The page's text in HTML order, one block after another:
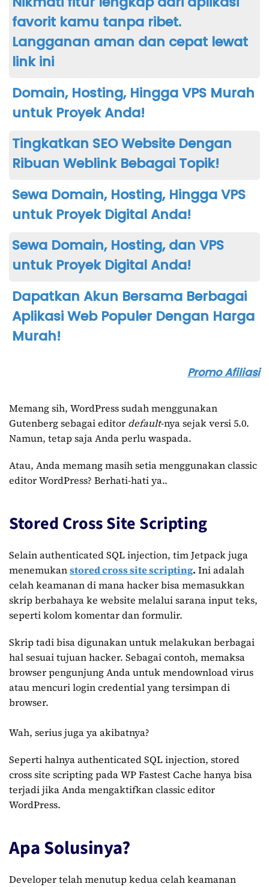
favorit kamu tanpa ribet.
Langganan aman dan cepat lewat
link ini
Domain, Hosting, Hingga VPS Murah
untuk Proyek Anda!
Tingkatkan SEO Website Dengan
Ribuan Weblink Bebagai Topik!
Sewa Domain, Hosting, Hingga VPS
untuk Proyek Digital Anda!
Sewa Domain, Hosting, dan VPS
untuk Proyek Digital Anda!
Dapatkan Akun Bersama Berbagai
Aplikasi Web Populer Dengan Harga
Murah!
Promo Afiliasi
Memang sih, WordPress sudah menggunakan
Gutenberg sebagai editor default-nya sejak versi 5.0.
Namun, tetap saja Anda perlu waspada.
Atau, Anda memang masih setia menggunakan classic
editor WordPress? Berhati-hati ya..
Stored Cross Site Scripting
Selain authenticated SQL injection, tim Jetpack juga
menemukanstored cross site scripting. Ini adalah
celah keamanan di mana hacker bisa memasukkan
skrip berbahaya ke website melalui sarana input teks,
seperti kolom komentar dan formulir.
Skrip tadi bisa digunakan untuk melakukan berbagai
hal sesuai tujuan hacker. Sebagai contoh, memaksa
browser pengunjung Anda untuk mendownload virus
atau mencuri login credential yang tersimpan di
browser.
Wah, serius juga ya akibatnya?
Seperti halnya authenticated SQL injection, stored
cross site scripting pada WP Fastest Cache hanya bisa
terjadi jika Anda mengaktifkan classic editor
WordPress.
Apa Solusinya?
Developer telah menutup kedua celah keamanan